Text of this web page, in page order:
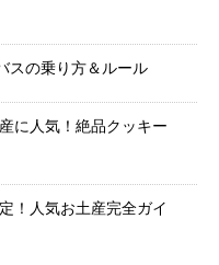
スの乗り方＆ルール
に人気！絶品クッキー
！人気お土産完全ガイ